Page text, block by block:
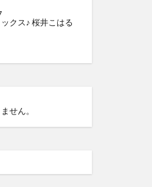
クス♪ 桜井こはる
せん。